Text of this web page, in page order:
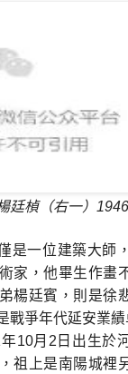
廷楨（右一）
位建築大師，
家，他畢生作畫
楊廷賓，則是徐
戰爭年代延安業
年10月 2日出生於
祖上是南陽城裡